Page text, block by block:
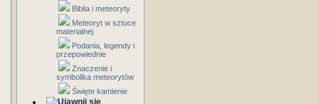
Biblia i meteoryty
Meteoryt w sztuce
materialnej
Podania, legendy i
przepowiednie
Znaczenie i
symbolika meteorytów
Święte kamienie